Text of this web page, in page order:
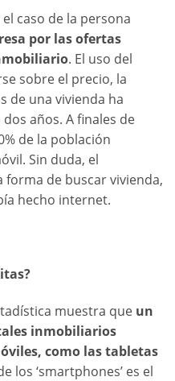
caso de la persona
por las ofertas
. El uso del
sobre el precio, la
de una vivienda ha
años. A finales de
de la población
Sin duda, el
forma de buscar vivienda,
hecho internet.
muestra que un
inmobiliarios
como las tabletas
los ‘smartphones’ es el